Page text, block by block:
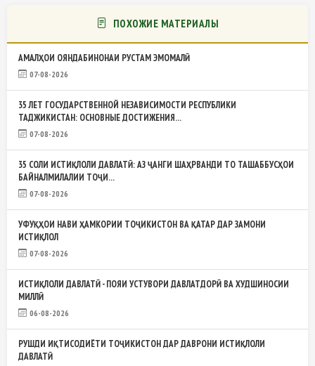
ПОХОЖИЕ МАТЕРИАЛЫ
АМАЛҲОИ ОЯНДАБИНОНАИ РУСТАМ ЭМОМАЛӢ
07-08-2026
35 ЛЕТ ГОСУДАРСТВЕННОЙ НЕЗАВИСИМОСТИ РЕСПУБЛИКИ
ТАДЖИКИСТАН: ОСНОВНЫЕ ДОСТИЖЕНИЯ...
07-08-2026
35 СОЛИ ИСТИҚЛОЛИ ДАВЛАТӢ: АЗ ҶАНГИ ШАҲРВАНДИ ТО ТАШАББУСҲОИ
БАЙНАЛМИЛАЛИИ ТОҶИ...
07-08-2026
УФУҚҲОИ НАВИ ҲАМКОРИИ ТОҶИКИСТОН ВА ҚАТАР ДАР ЗАМОНИ
ИСТИҚЛОЛ
07-08-2026
ИСТИҚЛОЛИ ДАВЛАТӢ - ПОЯИ УСТУВОРИ ДАВЛАТДОРӢ ВА ХУДШИНОСИИ
МИЛЛӢ
06-08-2026
РУШДИ ИҚТИСОДИЁТИ ТОҶИКИСТОН ДАР ДАВРОНИ ИСТИҚЛОЛИ
ДАВЛАТӢ